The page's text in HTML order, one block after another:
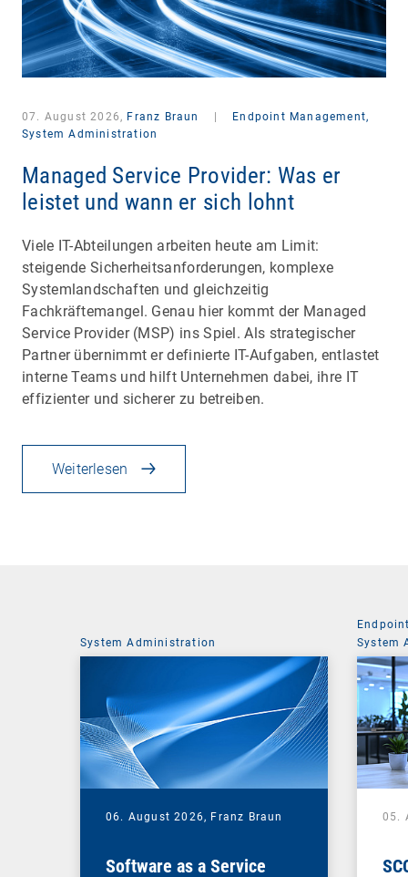
07. August 2026, Franz Braun
Endpoint Management,
System Administration
Managed Service Provider: Was er
leistet und wann er sich lohnt
Viele IT-Abteilungen arbeiten heute am Limit:
steigende Sicherheitsanforderungen, komplexe
Systemlandschaften und gleichzeitig
Fachkräftemangel. Genau hier kommt der Managed
Service Provider (MSP) ins Spiel. Als strategischer
Partner übernimmt er definierte IT-Aufgaben, entlastet
interne Teams und hilft Unternehmen dabei, ihre IT
effizienter und sicherer zu betreiben.
Weiterlesen
System Administration
06. August 2026, Franz Braun
Software as a Service
System
05.